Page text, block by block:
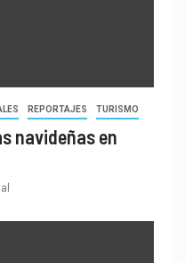
REPORTAJES TURISMO
navideñas en